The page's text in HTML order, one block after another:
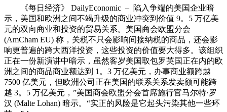
《每日经济》 DailyEconomic – 陷入争端的美国企业暗
示，美国和欧洲之间不竭升级的商业冲突到价值 9。5 万亿美
元的双向商业和投资的贸易关系。美国商会欧盟分会
(AmCham EU) 称，关税不只会影响间接纳税的商品，还会影
响更普遍的跨大西洋投资，这些投资的价值要大得多。该组织
正在一份新演讲中暗示，虽然客岁美国取包罗英国正在内的欧
洲之间的商品商业额达到 1。3 万亿美元，办事商业额跨越
7500 亿美元，但欧洲公司正在美国的联系关系发卖额可能跨
越 3。5 万亿美元，”美国商会欧盟分会首席施行官马尔特·罗
汉 (Malte Lohan) 暗示。“实正的风险是它起头污染其他一些环